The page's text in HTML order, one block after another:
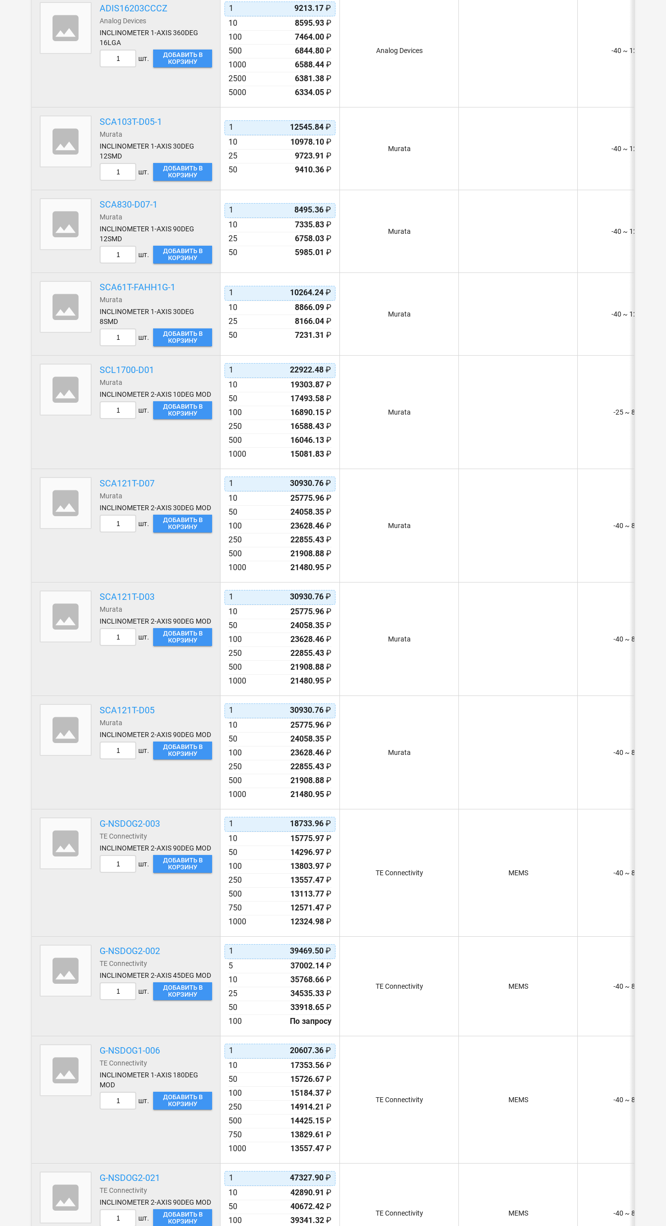
ADIS16203CCCZ
Analog Devices
INCLINOMETER 1-AXIS 360DEG
16LGA
шт.
ДОБАВИТЬ В
КОРЗИНУ
SCA103T-D05-1
Murata
INCLINOMETER 1-AXIS 30DEG
12SMD
шт.
ДОБАВИТЬ В
КОРЗИНУ
SCA830-D07-1
Murata
INCLINOMETER 1-AXIS 90DEG
12SMD
шт.
ДОБАВИТЬ В
КОРЗИНУ
SCA61T-FAHH1G-1
Murata
INCLINOMETER 1-AXIS 30DEG
8SMD
шт.
ДОБАВИТЬ В
КОРЗИНУ
SCL1700-D01
Murata
INCLINOMETER 2-AXIS 10DEG MOD
шт.
ДОБАВИТЬ В
КОРЗИНУ
SCA121T-D07
Murata
INCLINOMETER 2-AXIS 30DEG MOD
шт.
ДОБАВИТЬ В
КОРЗИНУ
SCA121T-D03
Murata
INCLINOMETER 2-AXIS 90DEG MOD
шт.
ДОБАВИТЬ В
КОРЗИНУ
SCA121T-D05
Murata
INCLINOMETER 2-AXIS 90DEG MOD
шт.
ДОБАВИТЬ В
КОРЗИНУ
G-NSDOG2-003
TE Connectivity
INCLINOMETER 2-AXIS 90DEG MOD
шт.
ДОБАВИТЬ В
КОРЗИНУ
G-NSDOG2-002
TE Connectivity
INCLINOMETER 2-AXIS 45DEG MOD
шт.
ДОБАВИТЬ В
КОРЗИНУ
G-NSDOG1-006
TE Connectivity
INCLINOMETER 1-AXIS 180DEG
MOD
шт.
ДОБАВИТЬ В
КОРЗИНУ
G-NSDOG2-021
TE Connectivity
INCLINOMETER 2-AXIS 90DEG MOD
шт.
ДОБАВИТЬ В
КОРЗИНУ
1 9213.17 ₽
10
8595.93 ₽
100
7464.00 ₽
500
6844.80 ₽
1000
6588.44 ₽
2500
6381.38 ₽
5000
6334.05 ₽
Analog Devices -40 ~ 125°C (TA)
1 12545.84 ₽
10
10978.10 ₽
25
9723.91 ₽
50
9410.36 ₽
Murata -40 ~ 125°C (TA)
1 8495.36 ₽
10
7335.83 ₽
25
6758.03 ₽
50
5985.01 ₽
Murata -40 ~ 125°C (TA)
1 10264.24 ₽
10
8866.09 ₽
25
8166.04 ₽
50
7231.31 ₽
Murata -40 ~ 125°C (TA)
1 22922.48 ₽
10
19303.87 ₽
50
17493.58 ₽
100
16890.15 ₽
250
16588.43 ₽
500
16046.13 ₽
1000
15081.83 ₽
Murata -25 ~ 85°C (TA)
1 30930.76 ₽
10
25775.96 ₽
50
24058.35 ₽
100
23628.46 ₽
250
22855.43 ₽
500
21908.88 ₽
1000
21480.95 ₽
Murata -40 ~ 85°C (TA)
1 30930.76 ₽
10
25775.96 ₽
50
24058.35 ₽
100
23628.46 ₽
250
22855.43 ₽
500
21908.88 ₽
1000
21480.95 ₽
Murata -40 ~ 85°C (TA)
1 30930.76 ₽
10
25775.96 ₽
50
24058.35 ₽
100
23628.46 ₽
250
22855.43 ₽
500
21908.88 ₽
1000
21480.95 ₽
Murata -40 ~ 85°C (TA)
1 18733.96 ₽
10
15775.97 ₽
50
14296.97 ₽
100
13803.97 ₽
250
13557.47 ₽
500
13113.77 ₽
750
12571.47 ₽
1000
12324.98 ₽
TE Connectivity MEMS -40 ~ 85°C (TA)
1 39469.50 ₽
5
37002.14 ₽
10
35768.66 ₽
25
34535.33 ₽
50
33918.65 ₽
100
По запросу
TE Connectivity MEMS -40 ~ 85°C (TA)
1 20607.36 ₽
10
17353.56 ₽
50
15726.67 ₽
100
15184.37 ₽
250
14914.21 ₽
500
14425.15 ₽
750
13829.61 ₽
1000
13557.47 ₽
TE Connectivity MEMS -40 ~ 85°C (TA)
1 47327.90 ₽
10
42890.91 ₽
50
40672.42 ₽
100
39341.32 ₽
TE Connectivity MEMS -40 ~ 85°C (TA)